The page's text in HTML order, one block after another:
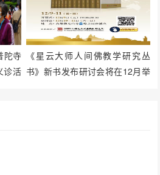
陀寺
诊活
《星云大师人间佛教学研究丛
书》新书发布研讨会将在12月举